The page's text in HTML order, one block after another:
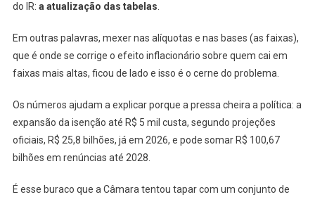
do IR: a atualização das tabelas.
Em outras palavras, mexer nas alíquotas e nas bases (as faixas),
que é onde se corrige o efeito inflacionário sobre quem cai em
faixas mais altas, ficou de lado e isso é o cerne do problema.
Os números ajudam a explicar porque a pressa cheira a política: a
expansão da isenção até R$ 5 mil custa, segundo projeções
oficiais, R$ 25,8 bilhões, já em 2026, e pode somar R$ 100,67
bilhões em renúncias até 2028.
É esse buraco que a Câmara tentou tapar com um conjunto de